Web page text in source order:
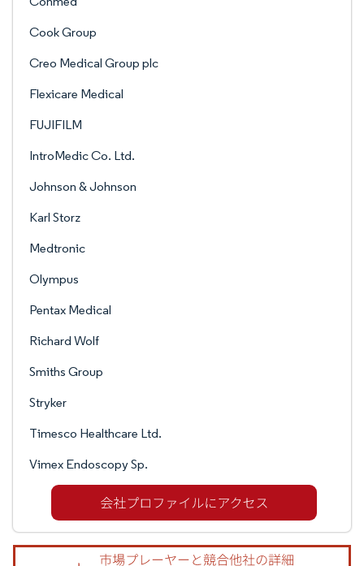
Cook Group
Creo Medical Group plc
Flexicare Medical
FUJIFILM
IntroMedic Co. Ltd.
Johnson & Johnson
Karl Storz
Medtronic
Olympus
Pentax Medical
Richard Wolf
Smiths Group
Stryker
Timesco Healthcare Ltd.
Vimex Endoscopy Sp.